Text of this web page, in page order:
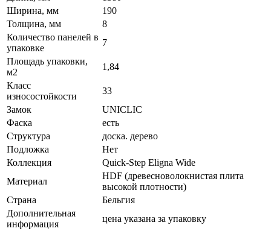
Ширина, мм
190
Толщина, мм
8
Количество панелей в
упаковке
7
Площадь упаковки,
м2
1,84
Класс
износостойкости
33
Замок
UNICLIC
Фаска
есть
Структура
доска. дерево
Подложка
Нет
Коллекция
Quick-Step Eligna Wide
Материал
HDF (древесноволокнистая плита
высокой плотности)
Страна
Бельгия
Дополнительная
информация
цена указана за упаковку